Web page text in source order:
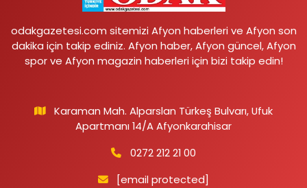
odakgazetesi.com sitemizi Afyon haberleri ve Afyon son
dakika için takip ediniz. Afyon haber, Afyon güncel, Afyon
spor ve Afyon magazin haberleri için bizi takip edin!
Karaman Mah. Alparslan Türkeş Bulvarı, Ufuk
Apartmanı 14/A Afyonkarahisar
0272 212 21 00
[email protected]